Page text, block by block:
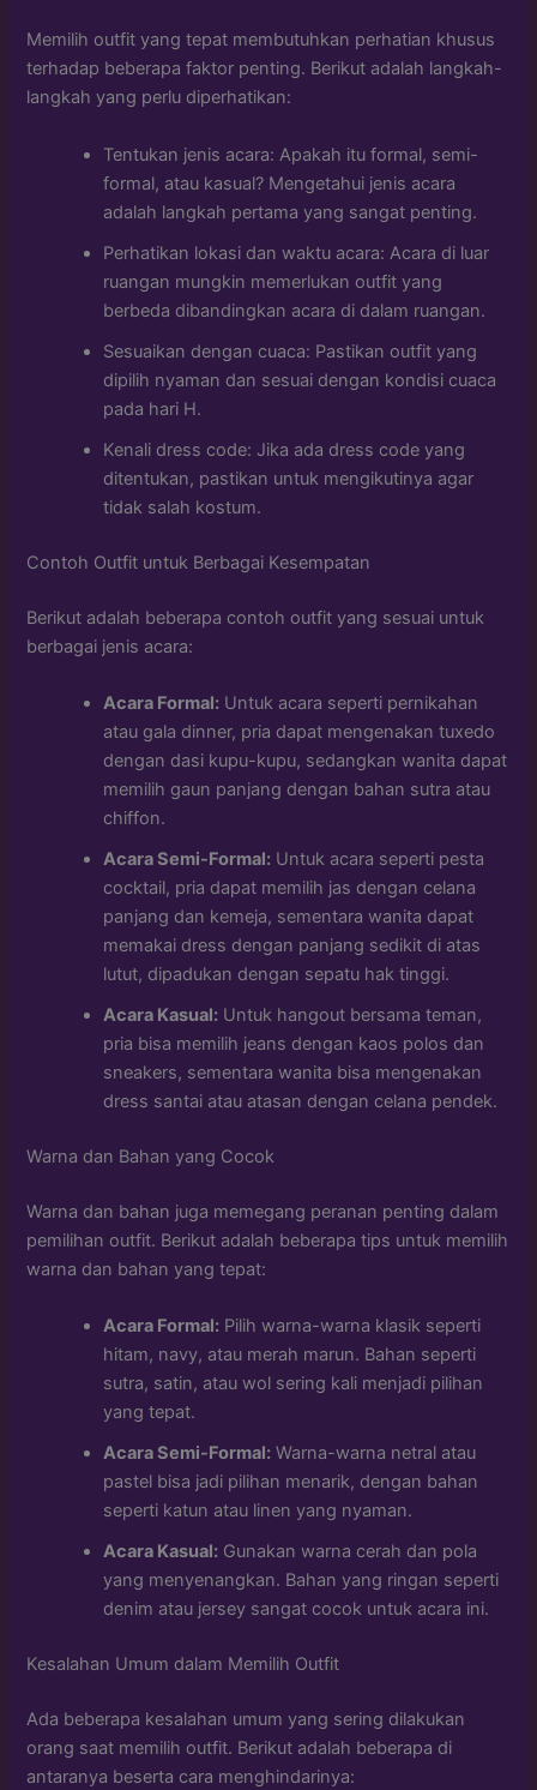
Memilih outfit yang tepat membutuhkan perhatian khusus
terhadap beberapa faktor penting. Berikut adalah langkah-
langkah yang perlu diperhatikan:
Tentukan jenis acara: Apakah itu formal, semi-
formal, atau kasual? Mengetahui jenis acara
adalah langkah pertama yang sangat penting.
Perhatikan lokasi dan waktu acara: Acara di luar
ruangan mungkin memerlukan outfit yang
berbeda dibandingkan acara di dalam ruangan.
Sesuaikan dengan cuaca: Pastikan outfit yang
dipilih nyaman dan sesuai dengan kondisi cuaca
pada hari H.
Kenali dress code: Jika ada dress code yang
ditentukan, pastikan untuk mengikutinya agar
tidak salah kostum.
Contoh Outfit untuk Berbagai Kesempatan
Berikut adalah beberapa contoh outfit yang sesuai untuk
berbagai jenis acara:
Acara Formal: Untuk acara seperti pernikahan
atau gala dinner, pria dapat mengenakan tuxedo
dengan dasi kupu-kupu, sedangkan wanita dapat
memilih gaun panjang dengan bahan sutra atau
chiffon.
Acara Semi-Formal: Untuk acara seperti pesta
cocktail, pria dapat memilih jas dengan celana
panjang dan kemeja, sementara wanita dapat
memakai dress dengan panjang sedikit di atas
lutut, dipadukan dengan sepatu hak tinggi.
Acara Kasual: Untuk hangout bersama teman,
pria bisa memilih jeans dengan kaos polos dan
sneakers, sementara wanita bisa mengenakan
dress santai atau atasan dengan celana pendek.
Warna dan Bahan yang Cocok
Warna dan bahan juga memegang peranan penting dalam
pemilihan outfit. Berikut adalah beberapa tips untuk memilih
warna dan bahan yang tepat:
Acara Formal: Pilih warna-warna klasik seperti
hitam, navy, atau merah marun. Bahan seperti
sutra, satin, atau wol sering kali menjadi pilihan
yang tepat.
Acara Semi-Formal: Warna-warna netral atau
pastel bisa jadi pilihan menarik, dengan bahan
seperti katun atau linen yang nyaman.
Acara Kasual: Gunakan warna cerah dan pola
yang menyenangkan. Bahan yang ringan seperti
denim atau jersey sangat cocok untuk acara ini.
Kesalahan Umum dalam Memilih Outfit
Ada beberapa kesalahan umum yang sering dilakukan
orang saat memilih outfit. Berikut adalah beberapa di
antaranya beserta cara menghindarinya: